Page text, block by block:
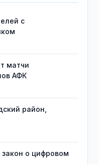
с
матчи
АФК
район,
о цифровом